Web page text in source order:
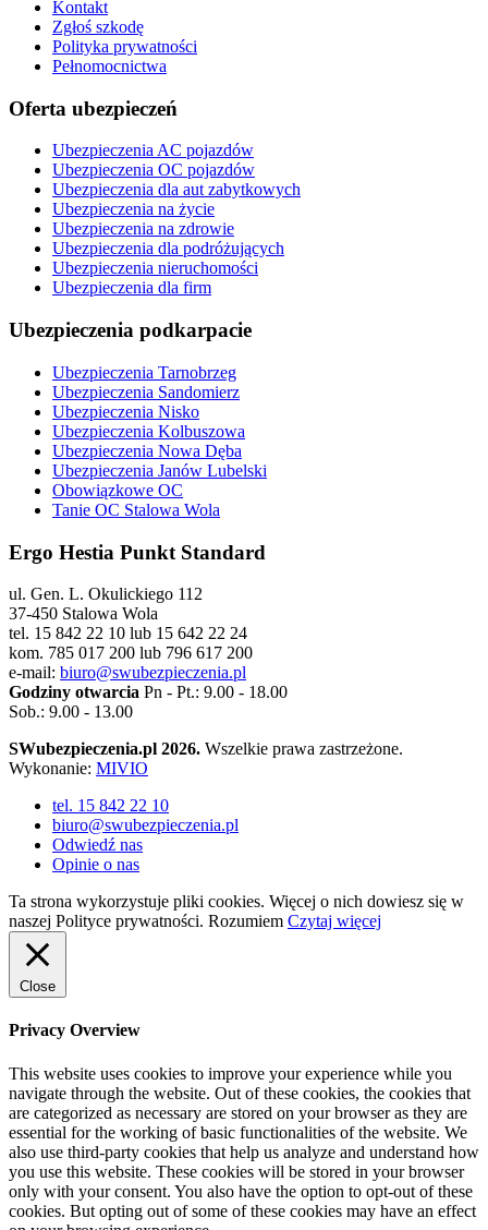
Kontakt
Zgłoś szkodę
Polityka prywatności
Pełnomocnictwa
Oferta ubezpieczeń
Ubezpieczenia AC pojazdów
Ubezpieczenia OC pojazdów
Ubezpieczenia dla aut zabytkowych
Ubezpieczenia na życie
Ubezpieczenia na zdrowie
Ubezpieczenia dla podróżujących
Ubezpieczenia nieruchomości
Ubezpieczenia dla firm
Ubezpieczenia podkarpacie
Ubezpieczenia Tarnobrzeg
Ubezpieczenia Sandomierz
Ubezpieczenia Nisko
Ubezpieczenia Kolbuszowa
Ubezpieczenia Nowa Dęba
Ubezpieczenia Janów Lubelski
Obowiązkowe OC
Tanie OC Stalowa Wola
Ergo Hestia Punkt Standard
ul. Gen. L. Okulickiego 112
37-450 Stalowa Wola
tel. 15 842 22 10 lub 15 642 22 24
kom. 785 017 200 lub 796 617 200
e-mail: biuro@swubezpieczenia.pl
Godziny otwarcia Pn - Pt.: 9.00 - 18.00
Sob.: 9.00 - 13.00
SWubezpieczenia.pl 2026. Wszelkie prawa zastrzeżone.
Wykonanie: MIVIO
tel. 15 842 22 10
biuro@swubezpieczenia.pl
Odwiedź nas
Opinie o nas
Ta strona wykorzystuje pliki cookies. Więcej o nich dowiesz się w
naszej Polityce prywatności. Rozumiem Czytaj więcej
Close
Privacy Overview
This website uses cookies to improve your experience while you
navigate through the website. Out of these cookies, the cookies that
are categorized as necessary are stored on your browser as they are
essential for the working of basic functionalities of the website. We
also use third-party cookies that help us analyze and understand how
you use this website. These cookies will be stored in your browser
only with your consent. You also have the option to opt-out of these
cookies. But opting out of some of these cookies may have an effect